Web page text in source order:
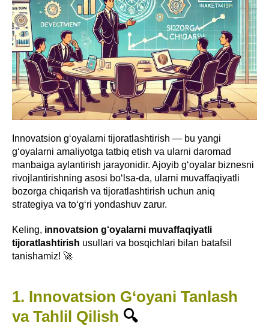
Innovatsion g‘oyalarni tijoratlashtirish — bu yangi
g‘oyalarni amaliyotga tatbiq etish va ularni daromad
manbaiga aylantirish jarayonidir. Ajoyib g‘oyalar biznesni
rivojlantirishning asosi bo‘lsa-da, ularni muvaffaqiyatli
bozorga chiqarish va tijoratlashtirish uchun aniq
strategiya va to‘g‘ri yondashuv zarur.
Keling, innovatsion g‘oyalarni muvaffaqiyatli
tijoratlashtirish usullari va bosqichlari bilan batafsil
tanishamiz! 🚀
1. Innovatsion G‘oyani Tanlash
va Tahlil Qilish 🔍